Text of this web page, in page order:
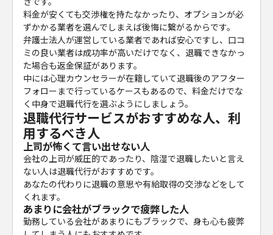
料金が安くても交渉権を持たなかったり、オプションが必
ずかかる業者を選んでしまえば後悔に繋がるからです。
弁護士法人が運営している業者であれば安心ですし、口コ
ミの良い業者は成功率が高いだけでなく、退職できなかっ
た場合も返金保証があります。
中には心理カウンセラーが在籍していて退職後のアフター
フォローまで行っているケースもあるので、料金だけでな
く中身で退職代行を選ぶようにしましょう。
退職代行サービスがおすすめな人、利
用するべき人
上司が怖くて言い出せない人
会社の上司が威圧的であったり、陰湿で退職したいと言え
ない人は退職代行がおすすめです。
あなたの代わりに退職の意思や有給取得の交渉などをして
くれます。
あまりに会社がブラックで疲弊した人
勤務している会社があまりにもブラックで、身も心も疲弊